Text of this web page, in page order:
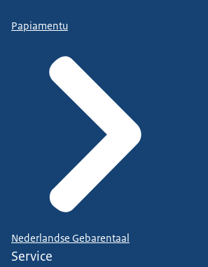
Papiamentu
Nederlandse Gebarentaal
Service